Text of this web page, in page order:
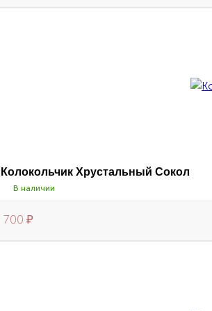
Колокольчик Хрустальный Сокол
В наличии
700 ₽